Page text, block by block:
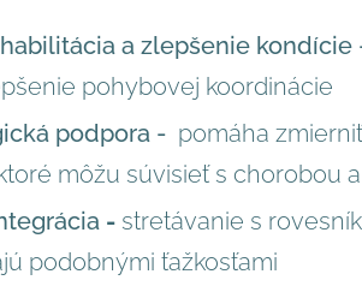
a zlepšenie kondície
pohybovej koordinácie
podpora - pomáha
môžu súvisieť s chorobou
- stretávanie s
podobnými ťažkosťami